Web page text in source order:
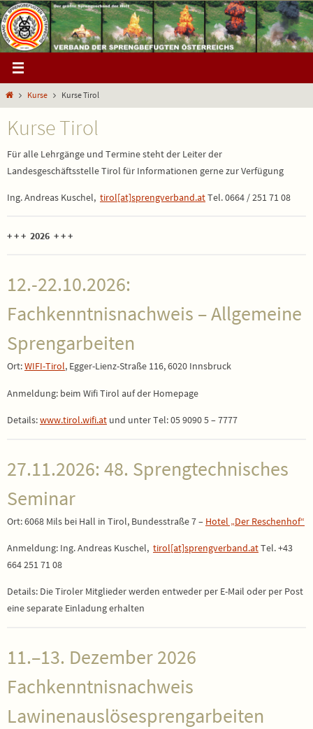
Zum
Inhalt
springen
StartKurse Kurse Tirol
Kurse Tirol
Für alle Lehrgänge und Termine steht der Leiter der
Landesgeschäftsstelle Tirol für Informationen gerne zur Verfügung
Ing. Andreas Kuschel, tirol[at]sprengverband.atTel. 0664 / 251 71 08
+ + + 2026 + + +
12.-22.10.2026:
Fachkenntnisnachweis – Allgemeine
Sprengarbeiten
Ort:WIFI-Tirol, Egger-Lienz-Straße 116, 6020 Innsbruck
Anmeldung: beim Wifi Tirol auf der Homepage
Details:www.tirol.wifi.at und unter Tel: 05 9090 5 – 7777
27.11.2026: 48. Sprengtechnisches
Seminar
Ort: 6068 Mils bei Hall in Tirol, Bundesstraße 7 – Hotel „Der Reschenhof“
Anmeldung: Ing. Andreas Kuschel, tirol[at]sprengverband.atTel. +43
664 251 71 08
Details: Die Tiroler Mitglieder werden entweder per E-Mail oder per Post
eine separate Einladung erhalten
11.–13. Dezember 2026
Fachkenntnisnachweis
Lawinenauslösesprengarbeiten